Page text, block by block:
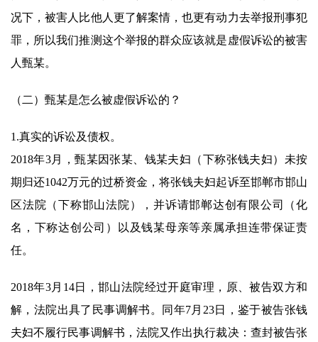
况下，被害人比他人更了解案情，也更有动力去举报刑事犯
罪，所以我们推测这个举报的群众应该就是虚假诉讼的被害
人甄某。
（二）甄某是怎么被虚假诉讼的？
1.真实的诉讼及债权。
2018年3月，甄某因张某、钱某夫妇（下称张钱夫妇）未按
期归还1042万元的过桥资金，将张钱夫妇起诉至邯郸市邯山
区法院（下称邯山法院），并诉请邯郸达创有限公司（化
名，下称达创公司）以及钱某母亲等亲属承担连带保证责
任。
2018年3月14日，邯山法院经过开庭审理，原、被告双方和
解，法院出具了民事调解书。同年7月23日，鉴于被告张钱
夫妇不履行民事调解书，法院又作出执行裁决：查封被告张